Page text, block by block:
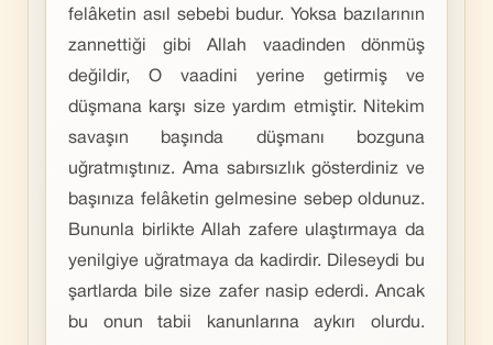
felâketin asıl sebebi budur. Yoksa bazılarının
zannettiği gibi Allah vaadinden dönmüş
değildir, O vaadini yerine getirmiş ve
düşmana karşı size yardım etmiştir. Nitekim
savaşın başında düşmanı bozguna
uğratmıştınız. Ama sabırsızlık gösterdiniz ve
başınıza felâketin gelmesine sebep oldunuz.
Bununla birlikte Allah zafere ulaştırmaya da
yenilgiye uğratmaya da kadirdir. Dileseydi bu
şartlarda bile size zafer nasip ederdi. Ancak
bu onun tabii kanunlarına aykırı olurdu.